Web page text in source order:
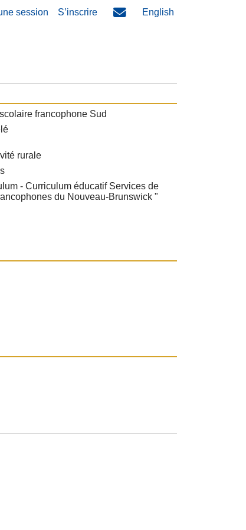
session S’inscrire English
francophone Sud
rurale
- Curriculum éducatif Services de
du Nouveau-Brunswick "